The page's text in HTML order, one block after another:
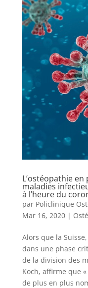
L’ostéopathie
maladies
à l’heure du
par Policlinique
Mar 16, 2020|
Alors que la
dans une phase
de la division des
Koch, affirme que
de plus en plus